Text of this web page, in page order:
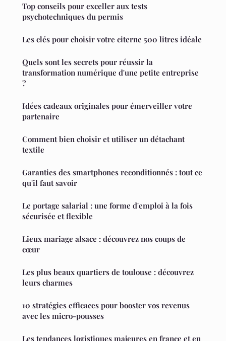
Top conseils pour exceller aux tests
psychotechniques du permis
Les clés pour choisir votre citerne 500 litres idéale
Quels sont les secrets pour réussir la
transformation numérique d'une petite entreprise
?
Idées cadeaux originales pour émerveiller votre
partenaire
Comment bien choisir et utiliser un détachant
textile
Garanties des smartphones reconditionnés : tout ce
qu'il faut savoir
Le portage salarial : une forme d'emploi à la fois
sécurisée et flexible
Lieux mariage alsace : découvrez nos coups de
cœur
Les plus beaux quartiers de toulouse : découvrez
leurs charmes
10 stratégies efficaces pour booster vos revenus
avec les micro-pousses
Les tendances logistiques majeures en france et en